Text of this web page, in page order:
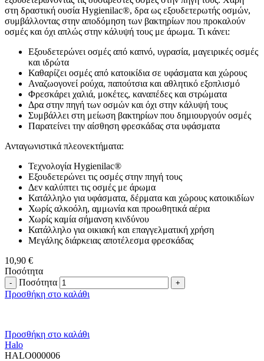
στη δραστική ουσία Hygienilac®, δρα ως εξουδετερωτής οσμών,
συμβάλλοντας στην αποδόμηση των βακτηρίων που προκαλούν
οσμές και όχι απλώς στην κάλυψή τους με άρωμα. Τι κάνει:
Εξουδετερώνει οσμές από καπνό, υγρασία, μαγειρικές οσμές
και ιδρώτα
Καθαρίζει οσμές από κατοικίδια σε υφάσματα και χώρους
Αναζωογονεί ρούχα, παπούτσια και αθλητικό εξοπλισμό
Φρεσκάρει χαλιά, μοκέτες, καναπέδες και στρώματα
Δρα στην πηγή των οσμών και όχι στην κάλυψή τους
Συμβάλλει στη μείωση βακτηρίων που δημιουργούν οσμές
Παρατείνει την αίσθηση φρεσκάδας στα υφάσματα
Ανταγωνιστικά πλεονεκτήματα:
Τεχνολογία Hygienilac®
Εξουδετερώνει τις οσμές στην πηγή τους
Δεν καλύπτει τις οσμές με άρωμα
Κατάλληλο για υφάσματα, δέρματα και χώρους κατοικιδίων
Χωρίς αλκοόλη, αμμωνία και προωθητικά αέρια
Χωρίς καμία σήμανση κινδύνου
Κατάλληλο για οικιακή και επαγγελματική χρήση
Μεγάλης διάρκειας αποτέλεσμα φρεσκάδας
10,90 €
Ποσότητα
Ποσότητα
Προσθήκη στο καλάθι
Προσθήκη στο καλάθι
Halo
HALO000006